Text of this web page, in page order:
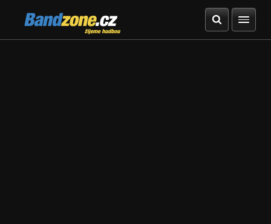
Bandzone.cz
žijeme hudbou